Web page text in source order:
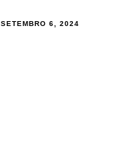
SETEMBRO 6, 2024